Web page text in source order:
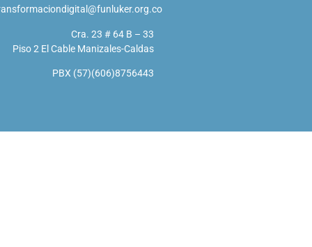
Cra. 23 # 64 B – 33
Piso 2 El Cable Manizales-Caldas
PBX (57)(606)8756443